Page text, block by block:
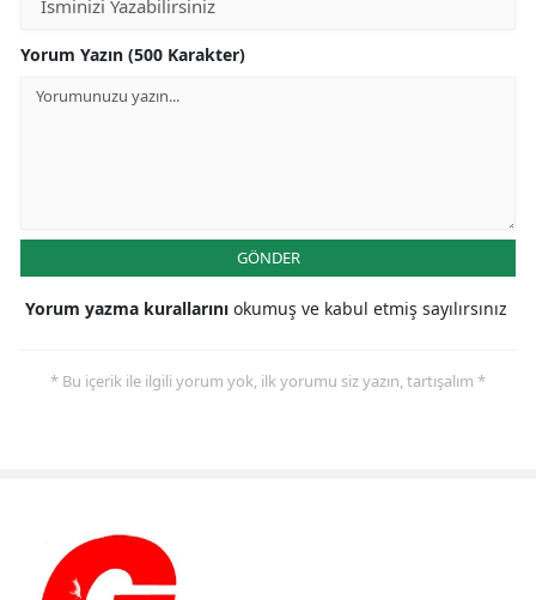
Yorum Yazın (500 Karakter)
GÖNDER
Yorum yazma kurallarını okumuş ve kabul etmiş sayılırsınız
* Bu içerik ile ilgili yorum yok, ilk yorumu siz yazın, tartışalım *